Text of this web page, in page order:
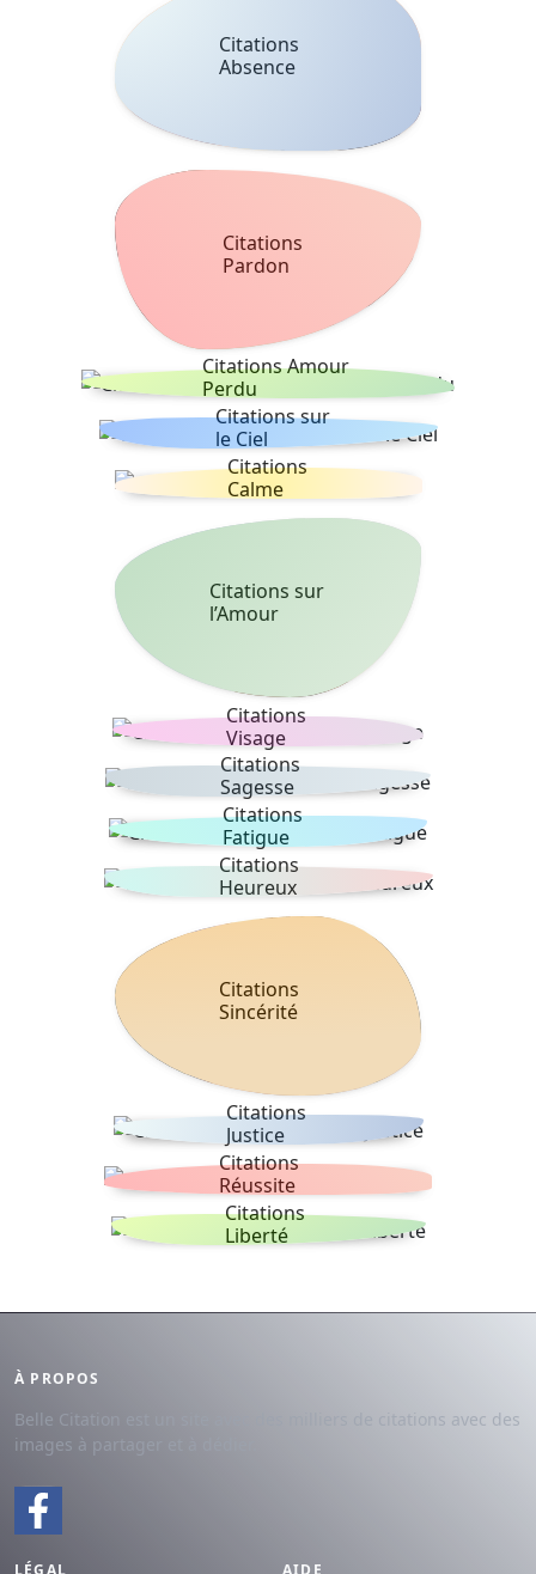
Citations
Absence
Citations
Pardon
Citations Amour
Perdu
Citations sur
le Ciel
Citations
Calme
Citations sur
l’Amour
Citations
Visage
Citations
Sagesse
Citations
Fatigue
Citations
Heureux
Citations
Sincérité
Citations
Justice
Citations
Réussite
Citations
Liberté
À PROPOS
Belle Citation est un site avec des milliers de citations avec des
images à partager et à dédier.
LÉGAL AIDE